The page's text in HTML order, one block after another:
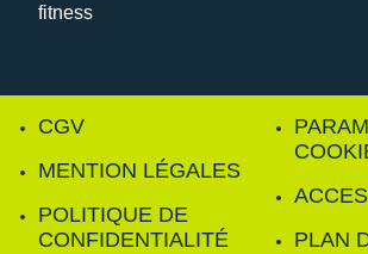
CGV
MENTION LÉGALES
POLITIQUE DE
CONFIDENTIALITÉ
PLAN